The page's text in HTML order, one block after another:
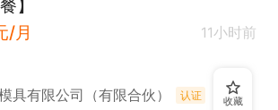
2689379120@qq.com
员 + 姓名”
】
/月
11小时前
具有限公司（有限合伙） 认证 收藏